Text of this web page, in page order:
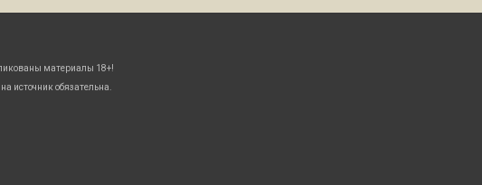
материалы 18+!
источник обязательна.